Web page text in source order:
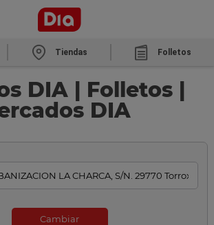
Tiendas Folletos
DIA | Folletos |
DIA
Cambiar